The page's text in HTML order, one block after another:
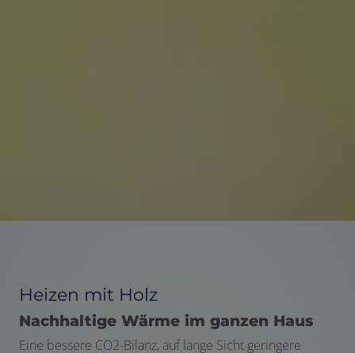
Heizen mit Holz
Nachhaltige Wärme im ganzen Haus
Eine bessere CO2-Bilanz, auf lange Sicht geringere